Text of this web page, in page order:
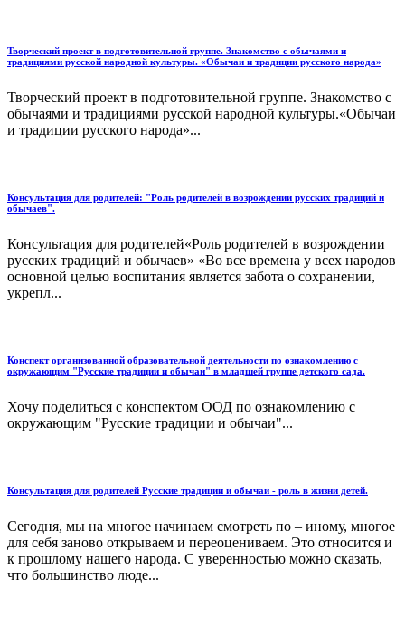
Творческий проект в подготовительной группе. Знакомство с обычаями и
традициями русской народной культуры. «Обычаи и традиции русского народа»
Творческий проект в подготовительной группе. Знакомство с
обычаями и традициями русской народной культуры.«Обычаи
и традиции русского народа»...
Консультация для родителей: "Роль родителей в возрождении русских традиций и
обычаев".
Консультация для родителей«Роль родителей в возрождении
русских традиций и обычаев» «Во все времена у всех народов
основной целью воспитания является забота о сохранении,
укрепл...
Конспект организованной образовательной деятельности по ознакомлению с
окружающим "Русские традиции и обычаи" в младшей группе детского сада.
Хочу поделиться с конспектом ООД по ознакомлению с
окружающим "Русские традиции и обычаи"...
Консультация для родителей Русские традиции и обычаи - роль в жизни детей.
Сегодня, мы на многое начинаем смотреть по – иному, многое
для себя заново открываем и переоцениваем. Это относится и
к прошлому нашего народа. С уверенностью можно сказать,
что большинство люде...